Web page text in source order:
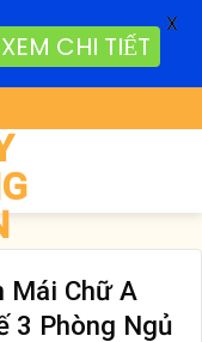
Mái Chữ A
3 Phòng Ngủ
XEM CHI TIẾT
X